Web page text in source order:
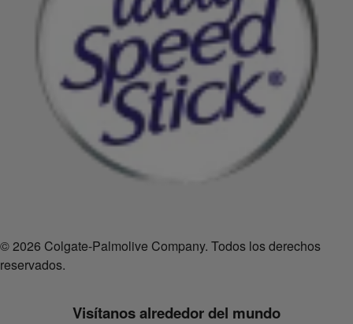
© 2026 Colgate-Palmolive Company. Todos los derechos
reservados.
Visítanos alrededor del mundo